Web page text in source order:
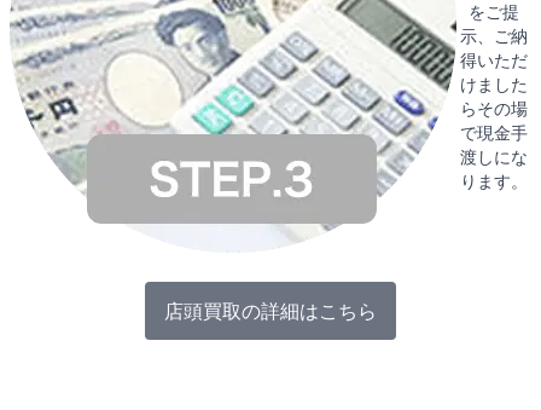
をご提
示、ご納
得いただ
けました
らその場
で現金手
渡しにな
ります。
店頭買取の詳細はこちら